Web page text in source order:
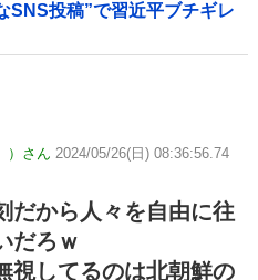
SNS投稿”で習近平ブチギレ
）さん 2024/05/26(日) 08:36:56.74
だから人々を自由に往
だろｗ
視してるのは北朝鮮の